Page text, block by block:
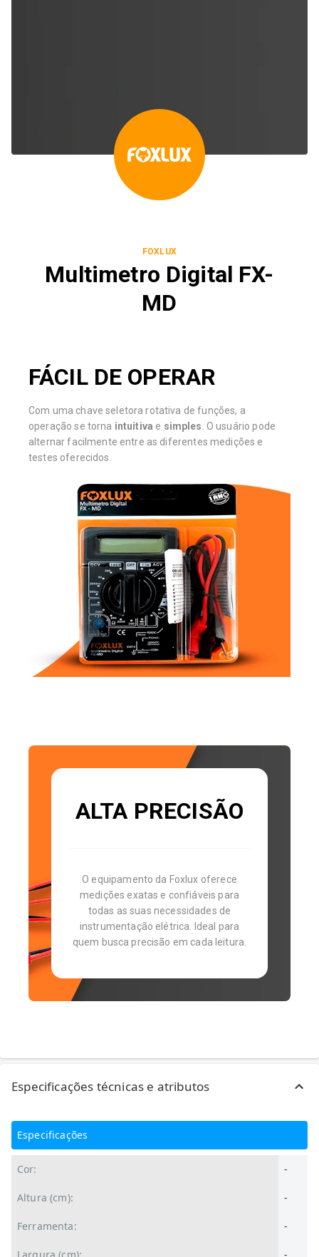
FOXLUX
Multimetro Digital FX-
MD
FÁCIL DE OPERAR
Com uma chave seletora rotativa de funções, a
operação se torna intuitiva e simples . O usuário pode
alternar facilmente entre as diferentes medições e
testes oferecidos.
ALTA PRECISÃO
O equipamento da Foxlux oferece
medições exatas e confiáveis para
todas as suas necessidades de
instrumentação elétrica. Ideal para
quem busca precisão em cada leitura.
Especificações técnicas e atributos
Especificações
Cor: -
Altura (cm): -
Ferramenta: -